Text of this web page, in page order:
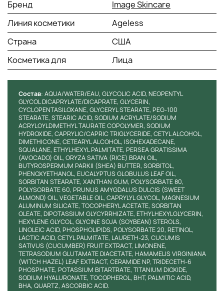
Витамины А и Е – омолаживание, антиоксидантная
защита.
Соевое масло – питание и увлажнение.
Масло ши – активизация выработки коллагена,
смягчение и увлажнение.
Экстракт солодки – уменьшение отеков и
раздражений, антивозрастное воздействие.
Омолаживающий крем предназначен для ночного питания
кожи. Наносится на предварительно очищенное лицо
равномерным тонким слоем.
Бренд
Image Skincare
Линия косметики
Ageless
Страна
США
Косметика для
Лица
Состав: AQUA/WATER/EAU, GLYCOLIC ACID, NEOPENTYL
GLYCOL DICAPRYLATE/DICAPRATE, GLYCERIN,
CYCLOPENTASILOXANE, GLYCERYL STEARATE, PEG-100
STEARATE, STEARIC ACID, SODIUM ACRYLATE/SODIUM
ACRYLOYLDIMETHYL TAURATE COPOLYMER, SODIUM
HYDROXIDE, CAPRYLIC/CAPRIC TRIGLYCERIDE, CETYL ALCOHOL,
DIMETHICONE, CETEARYL ALCOHOL, ISOHEXADECANE,
SQUALANE, ETHYLHEXYL PALMITATE, PERSEA GRATISSIMA
(AVOCADO) OIL, ORYZA SATIVA (RICE) BRAN OIL,
BUTYROSPERMUM PARKII (SHEA) BUTTER, SORBITOL,
PHENOXYETHANOL, EUCALYPTUS GLOBULUS LEAF OIL,
SORBITAN STEARATE, XANTHAN GUM, POLYSORBATE 80,
POLYSORBATE 60, PRUNUS AMYGDALUS DULCIS (SWEET
ALMOND) OIL, VEGETABLE OIL, CAPRYLYL GLYCOL, MAGNESIUM
ALUMINUM SILICATE, TOCOPHERYL ACETATE, SORBITAN
OLEATE, DIPOTASSIUM GLYCYRRHIZATE, ETHYLHEXYLGLYCERIN,
HEXYLENE GLYCOL, GLYCINE SOJA (SOYBEAN) STEROLS,
LINOLEIC ACID, PHOSPHOLIPIDS, POLYSORBATE 20, RETINOL,
LACTIC ACID, CETYL PALMITATE, LAURETH-23, CUCUMIS
SATIVUS (CUCUMBER) FRUIT EXTRACT, LIMONENE,
TETRASODIUM GLUTAMATE DIACETATE, HAMAMELIS VIRGINIANA
(WITCH HAZEL) LEAF EXTRACT, CERAMIDE NP, TRIDECETH-6
PHOSPHATE, POTASSIUM BITARTRATE, TITANIUM DIOXIDE,
SODIUM HYALURONATE, TOCOPHEROL, BHT, PALMITIC ACID,
BHA, QUARTZ, ASCORBIC ACID.